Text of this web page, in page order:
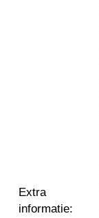
Extra
informatie: